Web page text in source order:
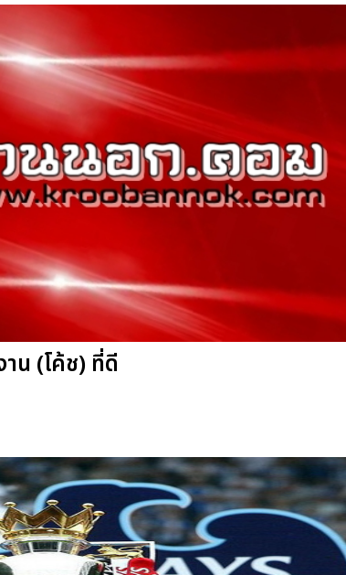
น (โค้ช) ที่ดี